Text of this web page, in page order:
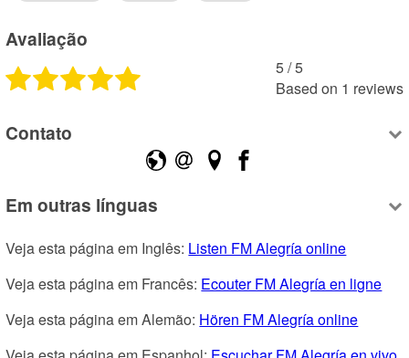
Avaliação
5 /5
Based on 1 reviews
Contato
Em outras línguas
Veja esta página em Inglês: Listen FM Alegría online
Veja esta página em Francês: Ecouter FM Alegría en ligne
Veja esta página em Alemão: Hören FM Alegría online